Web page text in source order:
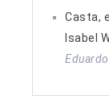
Casta,
Isabel